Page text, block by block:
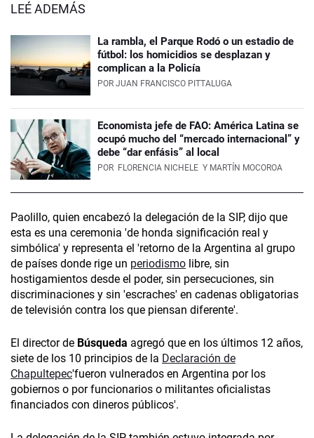
LEÉ ADEMÁS
La rambla, el Parque Rodó o un estadio de
fútbol: los homicidios se desplazan y
complican a la Policía
POR JUAN FRANCISCO PITTALUGA
Economista jefe de FAO: América Latina se
ocupó mucho del “mercado internacional” y
debe “dar enfásis” al local
POR FLORENCIA NICHELE Y MARTÍN MOCOROA
Paolillo, quien encabezó la delegación de la SIP, dijo que
esta es una ceremonia 'de honda significación real y
simbólica' y representa el 'retorno de la Argentina al grupo
de países donde rige un periodismo libre, sin
hostigamientos desde el poder, sin persecuciones, sin
discriminaciones y sin 'escraches' en cadenas obligatorias
de televisión contra los que piensan diferente'.
El director de Búsqueda agregó que en los últimos 12 años,
siete de los 10 principios de la Declaración de
Chapultepec'fueron vulnerados en Argentina por los
gobiernos o por funcionarios o militantes oficialistas
financiados con dineros públicos'.